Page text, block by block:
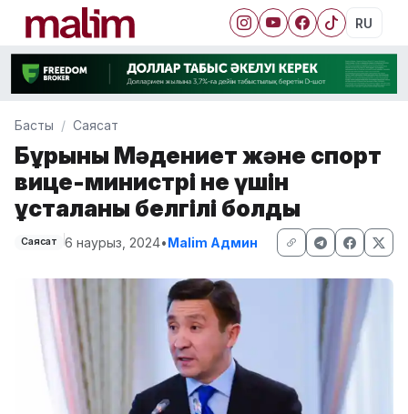
RU
Басты Саясат
Бұрынғы Мәдениет және спорт
вице-министрі не үшін
ұсталғаны белгілі болды
Саясат 6 наурыз, 2024•Malim Админ